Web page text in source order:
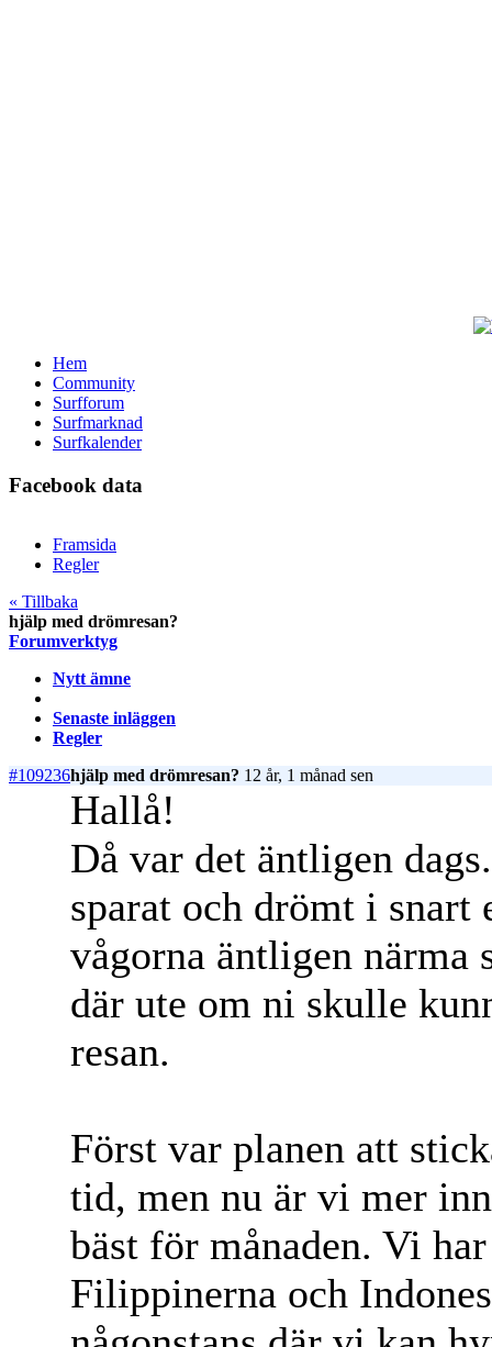
Hem
Community
Surfforum
Surfmarknad
Surfkalender
Facebook data
Framsida
Regler
« Tillbaka
hjälp med drömresan?
Forumverktyg
Nytt ämne
Senaste inläggen
Regler
#109236hjälp med drömresan? 12 år, 1 månad sen
Hallå!
Då var det äntligen
sparat och drömt i
vågorna äntligen närma
där ute om ni skulle
resan.
Först var planen att
tid, men nu är vi mer
bäst för månaden. Vi
Filippinerna och